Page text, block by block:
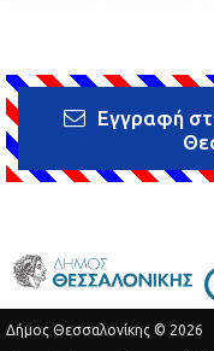
Εγγραφή
Δήμος Θεσσαλονίκης © 2026